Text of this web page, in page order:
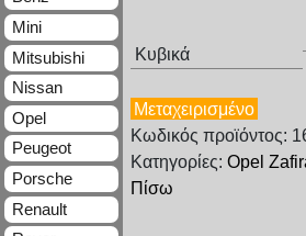
Κυβικά
Μεταχειρισμένο
Κωδικός προϊόντος:
Κατηγορίες: Opel
Πίσω
Mini
Mitsubishi
Nissan
Opel
Peugeot
Porsche
Renault